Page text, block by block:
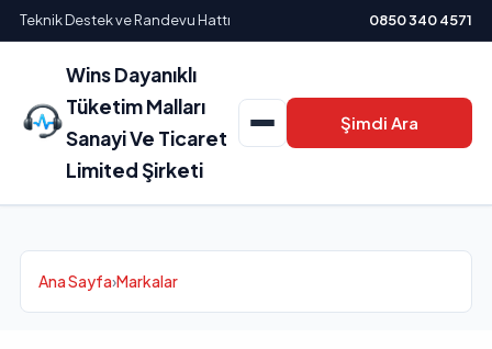
Teknik Destek ve Randevu Hattı 0850 340 4571
Wins Dayanıklı
Tüketim Malları
Sanayi Ve Ticaret
Limited Şirketi
Şimdi Ara
Ana Sayfa›Markalar